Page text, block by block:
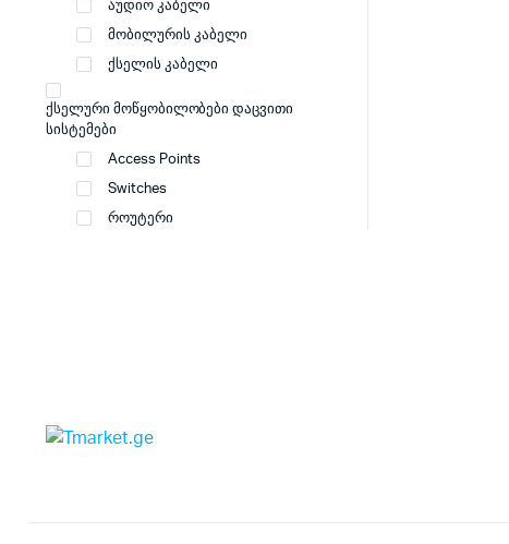
აუდიო კაბელი
მობილურის კაბელი
ქსელის კაბელი
ქსელური მოწყობილობები დაცვითი
სისტემები
Access Points
Switches
როუტერი